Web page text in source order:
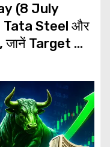
(8 July
Tata Steel और
जानें Target और